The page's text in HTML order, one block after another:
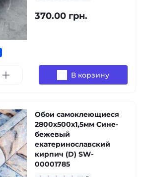
370.00 грн.
В корзину
Обои самоклеющиеся
2800х500х1,5мм Сине-
бежевый
екатеринославский
кирпич (D) SW-
00001785